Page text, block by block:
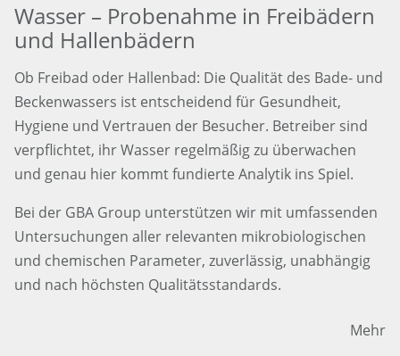
Wasser – Probenahme in Freibädern
und Hallenbädern
Ob Freibad oder Hallenbad: Die Qualität des Bade- und
Beckenwassers ist entscheidend für Gesundheit,
Hygiene und Vertrauen der Besucher. Betreiber sind
verpflichtet, ihr Wasser regelmäßig zu überwachen
und genau hier kommt fundierte Analytik ins Spiel.
Bei der GBA Group unterstützen wir mit umfassenden
Untersuchungen aller relevanten mikrobiologischen
und chemischen Parameter, zuverlässig, unabhängig
und nach höchsten Qualitätsstandards.
Mehr